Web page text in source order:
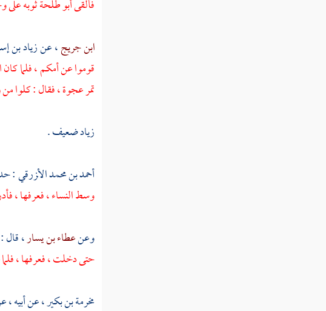
فألقىأبو طلحةثوبه
ابن جريج، عنزياد بن
قوموا عن أمكم ، فلما
تمر عجوة ، فقال : كلوا
زياد ضعيف .
أحمد بن محمد الأ‌‍زرقي:
وسط النساء ، فعرفها ،
وعنعطاء بن يسار، قال :
حتى دخلت ، فعرفها ،
مخرمة بن بكير، عن أبيه ،